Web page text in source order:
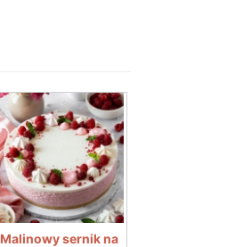
Malinowy sernik na